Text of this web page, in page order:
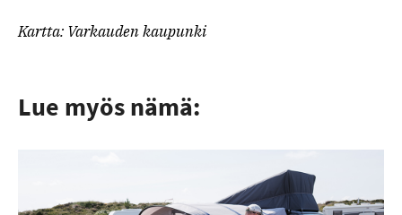
Kartta: Varkauden kaupunki
Lue myös nämä: